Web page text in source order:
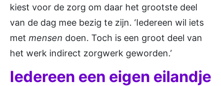
kiest voor de zorg om daar het grootste deel
van de dag mee bezig te zijn. ‘Iedereen wil iets
met mensen doen. Toch is een groot deel van
het werk indirect zorgwerk geworden.’
Iedereen een eigen eilandje